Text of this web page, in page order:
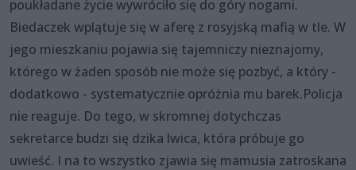
poukładane życie wywróciło się do góry nogami.
Biedaczek wplątuje się w aferę z rosyjską mafią w tle. W
jego mieszkaniu pojawia się tajemniczy nieznajomy,
którego w żaden sposób nie może się pozbyć, a który -
dodatkowo - systematycznie opróżnia mu barek.Policja
nie reaguje. Do tego, w skromnej dotychczas
sekretarce budzi się dzika lwica, która próbuje go
uwieść. I na to wszystko zjawia się mamusia zatroskana